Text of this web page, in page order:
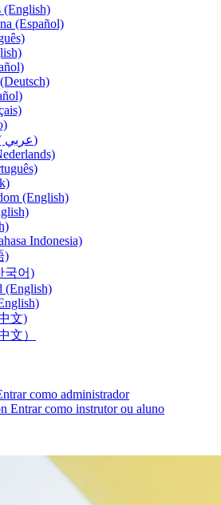
(English)
(Español)
Middle East ( عربي)
(English)
Indonesia)
)
국어)
(English)
文)
文）
como administrador
Entrar como instrutor ou aluno